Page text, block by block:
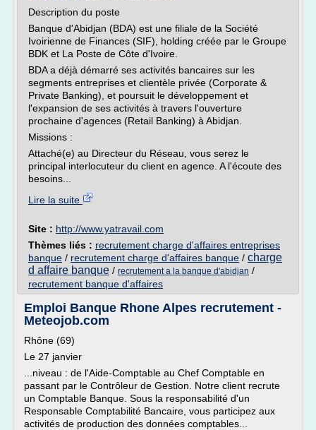
Description du poste
Banque d'Abidjan (BDA) est une filiale de la Société
Ivoirienne de Finances (SIF), holding créée par le Groupe
BDK et La Poste de Côte d'Ivoire.
BDA a déjà démarré ses activités bancaires sur les
segments entreprises et clientèle privée (Corporate &
Private Banking), et poursuit le développement et
l'expansion de ses activités à travers l'ouverture
prochaine d'agences (Retail Banking) à Abidjan.
Missions :
Attaché(e) au Directeur du Réseau, vous serez le
principal interlocuteur du client en agence. A l'écoute des
besoins...
Lire la suite
Site : http://www.yatravail.com
Thèmes liés : recrutement charge d'affaires entreprises
banque / recrutement charge d'affaires banque / charge
d affaire banque / recrutement a la banque d'abidjan /
recrutement banque d'affaires
Emploi Banque Rhone Alpes recrutement -
Meteojob.com
Rhône (69)
Le 27 janvier
...niveau : de l'Aide-Comptable au Chef Comptable en
passant par le Contrôleur de Gestion. Notre client recrute
un Comptable Banque. Sous la responsabilité d'un
Responsable Comptabilité Bancaire, vous participez aux
activités de production des données comptables...